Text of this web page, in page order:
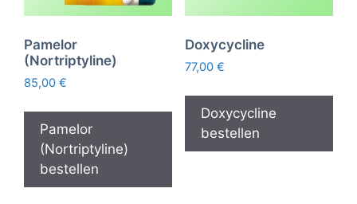
Pamelor
(Nortriptyline)
85,00 €
Pamelor
(Nortriptyline)
bestellen
Doxycycline
77,00 €
Doxycycline
bestellen